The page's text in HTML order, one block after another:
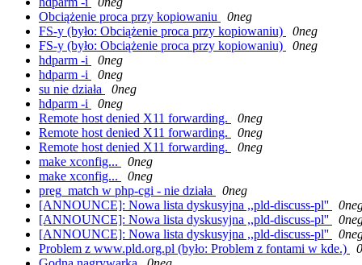
Obciążenie proca przy kopiowaniu
0neg
FS-y (było: Obciążenie proca przy kopiowaniu)
0neg
FS-y (było: Obciążenie proca przy kopiowaniu)
0neg
hdparm -i
0neg
hdparm -i
0neg
su nie działa
0neg
hdparm -i
0neg
Remote host denied X11 forwarding.
0neg
Remote host denied X11 forwarding.
0neg
Remote host denied X11 forwarding.
0neg
make xconfig...
0neg
make xconfig...
0neg
preg_match w php-cgi - nie działa
0neg
[ANNOUNCE]: Nowa lista dyskusyjna ,,pld-discuss-pl''
[ANNOUNCE]: Nowa lista dyskusyjna ,,pld-discuss-pl''
[ANNOUNCE]: Nowa lista dyskusyjna ,,pld-discuss-pl''
Problem z www.pld.org.pl (było: Problem z fontami w kde.)